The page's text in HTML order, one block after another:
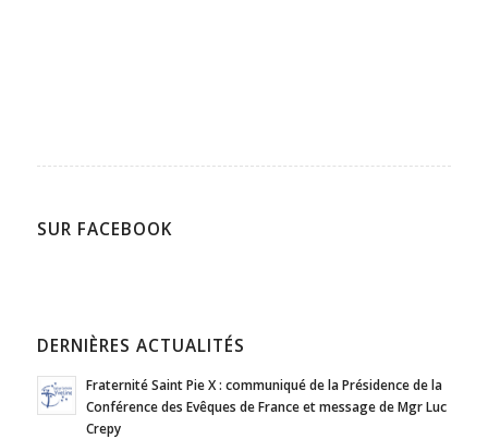
SUR FACEBOOK
DERNIÈRES ACTUALITÉS
Fraternité Saint Pie X : communiqué de la Présidence de la
Conférence des Evêques de France et message de Mgr Luc
Crepy